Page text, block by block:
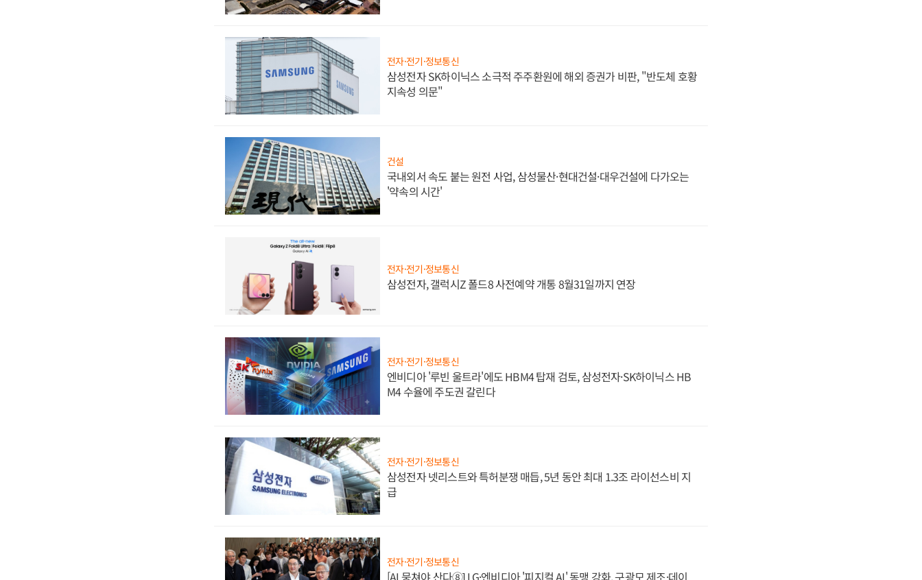
전자·전기·정보통신
삼성전자 SK하이닉스 소극적 주주환원에 해외 증권가 비판, "반도체 호황
지속성 의문"
건설
국내외서 속도 붙는 원전 사업, 삼성물산·현대건설·대우건설에 다가오는
'약속의 시간'
전자·전기·정보통신
삼성전자, 갤럭시Z 폴드8 사전예약 개통 8월31일까지 연장
전자·전기·정보통신
엔비디아 '루빈 울트라'에도 HBM4 탑재 검토, 삼성전자·SK하이닉스 HB
M4 수율에 주도권 갈린다
전자·전기·정보통신
삼성전자 넷리스트와 특허분쟁 매듭, 5년 동안 최대 1.3조 라이선스비 지
급
전자·전기·정보통신
[AI 뭉쳐야 산다⑧] LG·엔비디아 '피지컬 AI' 동맹 강화, 구광모 제조·데이